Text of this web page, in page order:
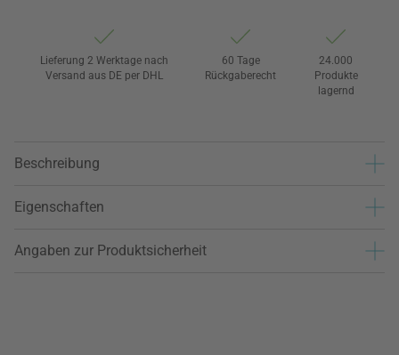
Lieferung 2 Werktage nach
Versand aus DE per DHL
60 Tage
Rückgaberecht
24.000
Produkte
lagernd
Beschreibung
Eigenschaften
Angaben zur Produktsicherheit